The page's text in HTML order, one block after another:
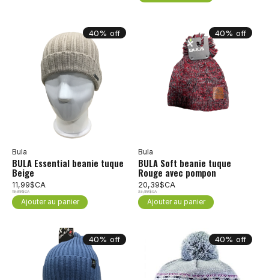
40% off
Bula
BULA Essential beanie tuque
Beige
11,99$CA
19,99$CA
Ajouter au panier
40% off
Bula
BULA Soft beanie tuque
Rouge avec pompon
20,39$CA
33,99$CA
Ajouter au panier
40% off 40% off